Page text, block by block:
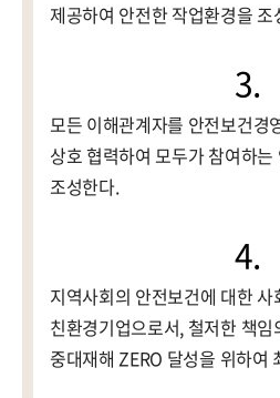
제공하여 안전한 작업환경을 조
3.
모든 이해관계자를 안전보건경
상호 협력하여 모두가 참여하
조성한다.
4.
지역사회의 안전보건에 대한
친환경기업으로서, 철저한 책
중대재해 ZERO 달성을 위하여